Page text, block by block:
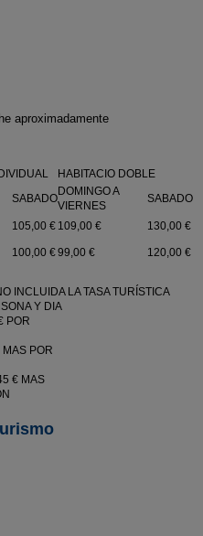
aproximadamente
HABITACIO DOBLE
SABADO
DOMINGO A
VIERNES
SABADO
105,00 € 109,00 € 130,00 €
100,00 €99,00 € 120,00 €
INCLUIDA LA TASA TURÍSTICA
Y DIA
POR
POR
€ MAS